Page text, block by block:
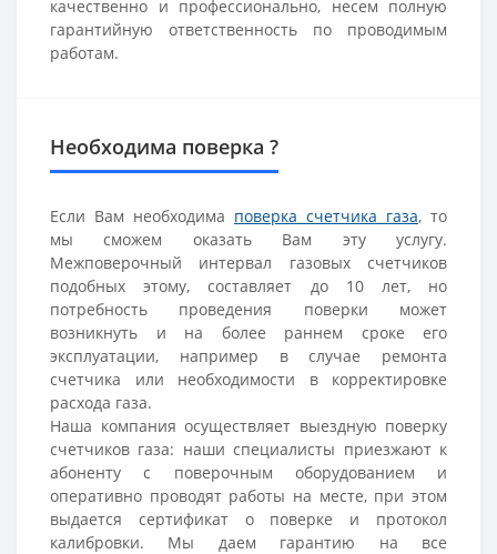
качественно и профессионально, несем полную
гарантийную ответственность по проводимым
работам.
Необходима поверка ?
Если Вам необходима поверка счетчика газа, то
мы сможем оказать Вам эту услугу.
Межповерочный интервал газовых счетчиков
подобных этому, составляет до 10 лет, но
потребность проведения поверки может
возникнуть и на более раннем сроке его
эксплуатации, например в случае ремонта
счетчика или необходимости в корректировке
расхода газа.
Наша компания осуществляет выездную поверку
счетчиков газа: наши специалисты приезжают к
абоненту с поверочным оборудованием и
оперативно проводят работы на месте, при этом
выдается сертификат о поверке и протокол
калибровки. Мы даем гарантию на все